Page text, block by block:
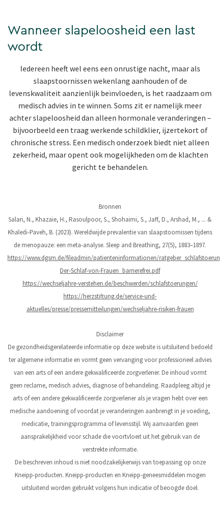
Wanneer slapeloosheid een last
wordt
Iedereen heeft wel eens een onrustige nacht, maar als
slaapstoornissen wekenlang aanhouden of de
levenskwaliteit aanzienlijk beïnvloeden, is het raadzaam om
medisch advies in te winnen. Soms zit er namelijk meer
achter slapeloosheid dan alleen hormonale veranderingen –
bijvoorbeeld een traag werkende schildklier, ijzertekort of
chronische stress. Een medisch onderzoek biedt niet alleen
zekerheid, maar opent ook mogelijkheden om de klachten
gericht te behandelen.
Bronnen
Salari, N., Khazaie, H., Rasoulpoor, S., Shohaimi, S., Jaff, D., Arshad, M., ... &
Khaledi-Paveh, B. (2023). Wereldwijde prevalentie van slaapstoornissen tijdens
de menopauze: een meta-analyse. Sleep and Breathing, 27(5), 1883–1897.
https://www.dgsm.de/fileadmin/patienteninformationen/
Der-Schlaf-von-Frauen_barrierefrei.pdf
https://wechseljahre-verstehen.de/beschwerden/schlafstoerungen/
https://herzstiftung.de/service-und-
aktuelles/presse/pressemitteilungen/wechseljahre-risiken-frauen
Disclaimer
De gezondheidsgerelateerde informatie op deze website is uitsluitend bedoeld
ter algemene informatie en vormt geen vervanging voor professioneel advies
van een arts of een andere gekwalificeerde zorgverlener. De inhoud vormt
geen reclame, medisch advies, diagnose of behandeling. Raadpleeg altijd je
arts of een andere gekwalificeerde zorgverlener als je vragen hebt over een
medische aandoening of voordat je veranderingen aanbrengt in je voeding,
medicatie, trainingsprogramma of levensstijl. Wij aanvaarden geen
aansprakelijkheid voor schade die voortvloeit uit het gebruik van de
verstrekte informatie.
De beschreven inhoud is niet noodzakelijkerwijs van toepassing op onze
Kneipp-producten. Kneipp-producten en Kneipp-geneesmiddelen mogen
uitsluitend worden gebruikt volgens hun indicatie of beoogde doel.